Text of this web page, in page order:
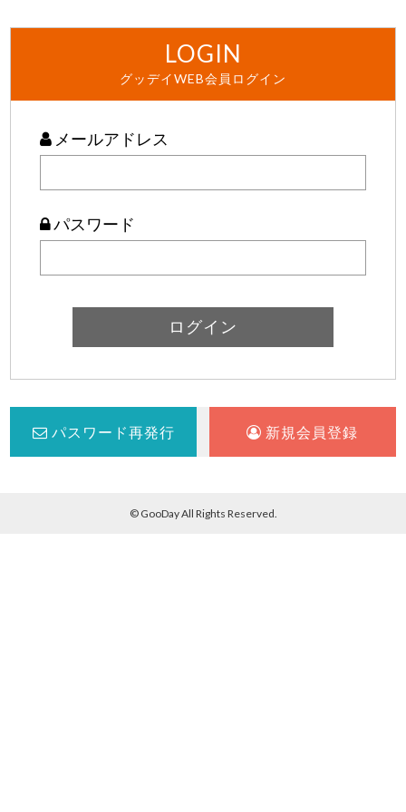
LOGIN
グッデイWEB会員ログイン
メールアドレス
パスワード
パスワード再発行 新規会員登録
© GooDay All Rights Reserved.